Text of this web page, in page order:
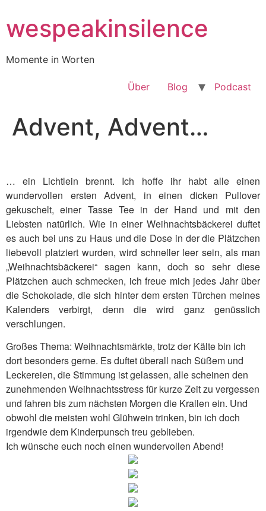
Inhalt
wechseln
wespeakinsilence
Momente in Worten
Über Blog Podcast
Advent, Advent…
… ein Lichtlein brennt. Ich hoffe ihr habt alle einen
wundervollen ersten Advent, in einen dicken Pullover
gekuschelt, einer Tasse Tee in der Hand und mit den
Liebsten natürlich. Wie in einer Weihnachtsbäckerei duftet
es auch bei uns zu Haus und die Dose in der die Plätzchen
liebevoll platziert wurden, wird schneller leer sein, als man
„Weihnachtsbäckerei“ sagen kann, doch so sehr diese
Plätzchen auch schmecken, ich freue mich jedes Jahr über
die Schokolade, die sich hinter dem ersten Türchen meines
Kalenders verbirgt, denn die wird ganz genüsslich
verschlungen.
Großes Thema: Weihnachtsmärkte, trotz der Kälte bin ich
dort besonders gerne. Es duftet überall nach Süßem und
Leckereien, die Stimmung ist gelassen, alle scheinen den
zunehmenden Weihnachtsstress für kurze Zeit zu vergessen
und fahren bis zum nächsten Morgen die Krallen ein. Und
obwohl die meisten wohl Glühwein trinken, bin ich doch
irgendwie dem Kinderpunsch treu geblieben.
Ich wünsche euch noch einen wundervollen Abend!